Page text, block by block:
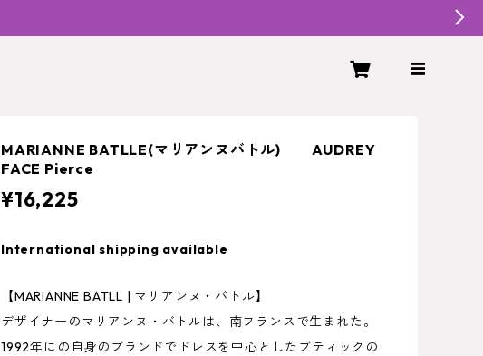
MARIANNE BATLLE(マリアンヌバトル) AUDREY
FACE Pierce
¥16,225
International shipping available
【MARIANNE BATLL | マリアンヌ・バトル】
デザイナーのマリアンヌ・バトルは、南フランスで生まれた。
1992年にの自身のブランドでドレスを中心としたブティックの